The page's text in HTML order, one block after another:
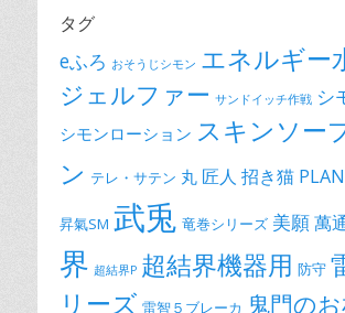
タグ
eふろ おそうじシモン エネルギー
ジェルファー サンドイッチ作戦 シ
シモンローション スキンソー
ン テレ・サテン 丸 匠人 招き猫
昇氣SM 武兎 竜巻シリーズ 美願萬
界 超結界P 超結界機器用 防守
リーズ 雷智５ブレーカ 鬼門の